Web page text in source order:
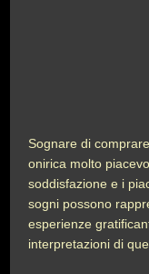
Sognare di
onirica molto
soddisfazione e i
sogni possono
esperienze
interpretazioni di